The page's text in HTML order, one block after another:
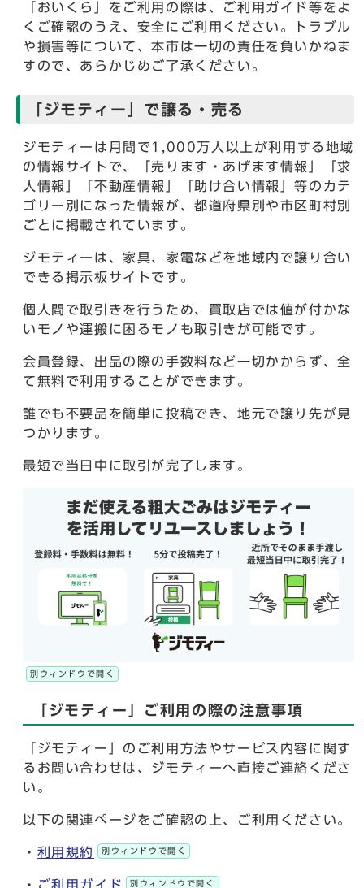
「おいくら」をご利用の際は、ご利用ガイド等をよ
くご確認のうえ、安全にご利用ください。トラブル
や損害等について、本市は一切の責任を負いかねま
すので、あらかじめご了承ください。
「ジモティー」で譲る・売る
ジモティーは月間で1,000万人以上が利用する地域
の情報サイトで、「売ります・あげます情報」「求
人情報」「不動産情報」「助け合い情報」等のカテ
ゴリー別になった情報が、都道府県別や市区町村別
ごとに掲載されています。
ジモティーは、家具、家電などを地域内で譲り合い
できる掲示板サイトです。
個人間で取引きを行うため、買取店では値が付かな
いモノや運搬に困るモノも取引きが可能です。
会員登録、出品の際の手数料など一切かからず、全
て無料で利用することができます。
誰でも不要品を簡単に投稿でき、地元で譲り先が見
つかります。
最短で当日中に取引が完了します。
別ウィンドウで開く
「ジモティー」ご利用の際の注意事項
「ジモティー」のご利用方法やサービス内容に関す
るお問い合わせは、ジモティーへ直接ご連絡くださ
い。
以下の関連ページをご確認の上、ご利用ください。
・ 利用規約 別ウィンドウで開く
・ ご利用ガイド 別ウィンドウで開く